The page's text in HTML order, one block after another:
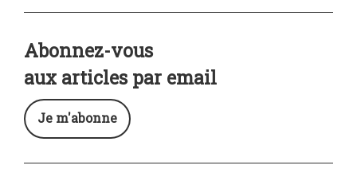
Abonnez-vous
aux articles par email
Je m'abonne